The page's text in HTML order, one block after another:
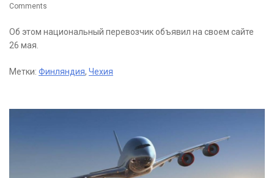
Comments
Об этом национальный перевозчик объявил на своем сайте
26 мая.
Метки: Финляндия, Чехия